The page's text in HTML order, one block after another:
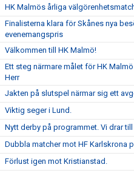
HK Malmös årliga
Finalisterna klara för Skånes nya
evenemangspris
Välkommen till HK Malmö!
Ett steg närmare målet för HK
Herr
Jakten på slutspel närmar sig ett
Viktig seger i Lund.
Nytt derby på programmet. Vi drar
Dubbla matcher mot HF Karlskrona
Förlust igen mot Kristianstad.